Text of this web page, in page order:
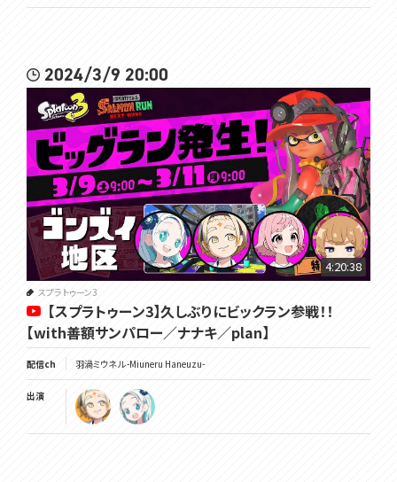
2024/3/9 20:00
4:20:38
スプラトゥーン3
【スプラトゥーン3】久しぶりにビックラン参戦！！
【with善額サンパロー／ナナキ／plan】
配信ch 羽渦ミウネル -Miuneru Haneuzu-
出演